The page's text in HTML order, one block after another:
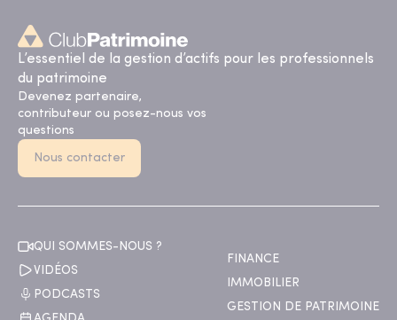
L’essentiel de la gestion d’actifs pour les professionnels
du patrimoine
Devenez partenaire,
contributeur ou posez-nous vos
questions
Nous contacter
QUI SOMMES-NOUS ?
VIDÉOS
PODCASTS
FINANCE
IMMOBILIER
GESTION DE PATRIMOINE